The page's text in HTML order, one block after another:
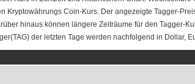
Kryptowährungs Coin-Kurs. Der angezeigte Tagger-
hinaus können längere Zeiträume für den Tagger-
der letzten Tage werden nachfolgend in Dollar,